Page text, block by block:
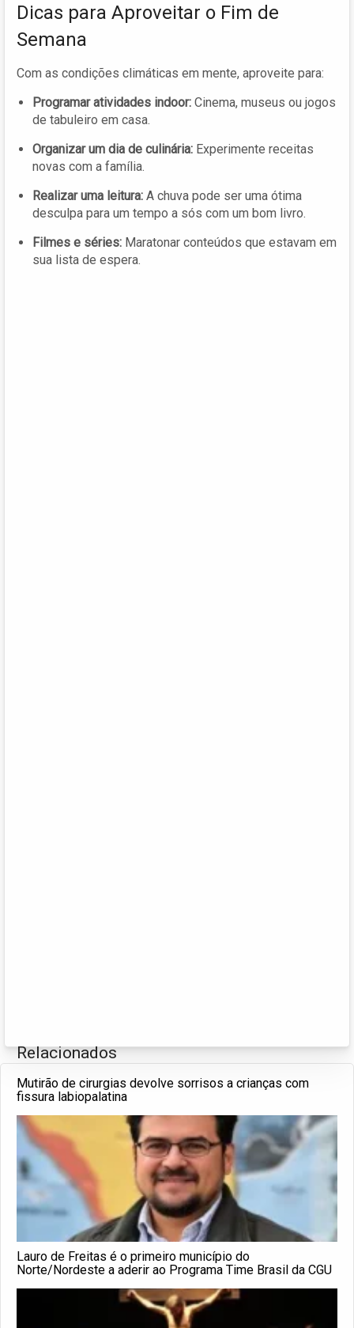
Dicas para Aproveitar o Fim de
Semana
Com as condições climáticas em mente, aproveite para:
Programar atividades indoor: Cinema, museus ou jogos
de tabuleiro em casa.
Organizar um dia de culinária: Experimente receitas
novas com a família.
Realizar uma leitura: A chuva pode ser uma ótima
desculpa para um tempo a sós com um bom livro.
Filmes e séries: Maratonar conteúdos que estavam em
sua lista de espera.
Relacionados
Mutirão de cirurgias devolve sorrisos a crianças com
fissura labiopalatina
Lauro de Freitas é o primeiro município do
Norte/Nordeste a aderir ao Programa Time Brasil da CGU